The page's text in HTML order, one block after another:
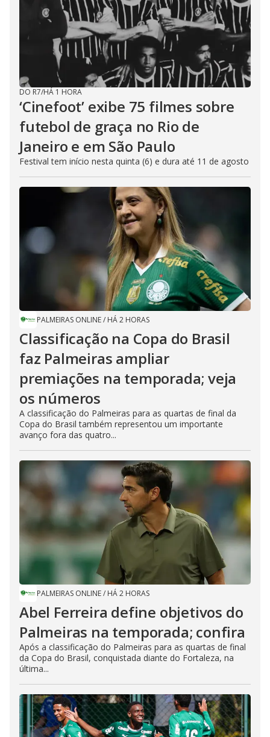
DO R7/HÁ 1 HORA
‘Cinefoot’ exibe 75 filmes sobre
futebol de graça no Rio de
Janeiro e em São Paulo
Festival tem início nesta quinta (6) e dura até 11 de agosto
PALMEIRAS ONLINE/ HÁ 2 HORAS
Classificação na Copa do Brasil
faz Palmeiras ampliar
premiações na temporada; veja
os números
A classificação do Palmeiras para as quartas de final da
Copa do Brasil também representou um importante
avanço fora das quatro...
PALMEIRAS ONLINE/ HÁ 2 HORAS
Abel Ferreira define objetivos do
Palmeiras na temporada; confira
Após a classificação do Palmeiras para as quartas de final
da Copa do Brasil, conquistada diante do Fortaleza, na
última...